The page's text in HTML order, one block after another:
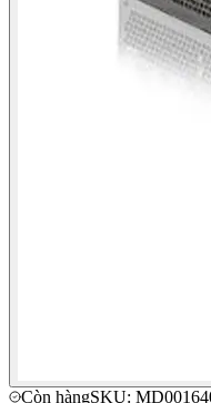
Còn hàngSKU: